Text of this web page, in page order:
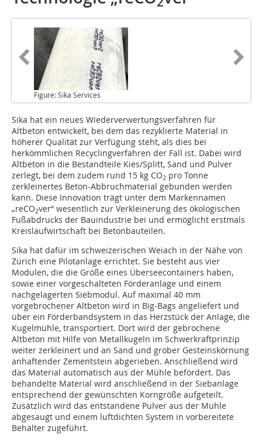
Figure: Sika Services
Sika hat ein neues Wiederverwertungsverfahren für
Altbeton entwickelt, bei dem das rezyklierte Material in
höherer Qualität zur Verfügung steht, als dies bei
herkömmlichen Recyclingverfahren der Fall ist. Dabei wird
Altbeton in die Bestandteile Kies/Splitt, Sand und Pulver
zerlegt, bei dem zudem rund 15 kg CO2 pro Tonne
zerkleinertes Beton-Abbruchmaterial gebunden werden
kann. Diese Innovation trägt unter dem Markennamen
„reCO2ver“ wesentlich zur Verkleinerung des ökologischen
Fußabdrucks der Bauindustrie bei und ermöglicht erstmals
Kreislaufwirtschaft bei Betonbauteilen.
Sika hat dafür im schweizerischen Weiach in der Nähe von
Zürich eine Pilotanlage errichtet. Sie besteht aus vier
Modulen, die die Größe eines Überseecontainers haben,
sowie einer vorgeschalteten Förderanlage und einem
nachgelagerten Siebmodul. Auf maximal 40 mm
vorgebrochener Altbeton wird in Big-Bags angeliefert und
über ein Förderbandsystem in das Herzstück der Anlage, die
Kugelmühle, transportiert. Dort wird der gebrochene
Altbeton mit Hilfe von Metallkugeln im Schwerkraftprinzip
weiter zerkleinert und an Sand und grober Gesteinskörnung
anhaftender Zementstein abgerieben. Anschließend wird
das Material automatisch aus der Mühle befördert. Das
behandelte Material wird anschließend in der Siebanlage
entsprechend der gewünschten Korngröße aufgeteilt.
Zusätzlich wird das entstandene Pulver aus der Mühle
abgesaugt und einem luftdichten System in vorbereitete
Behälter zugeführt.